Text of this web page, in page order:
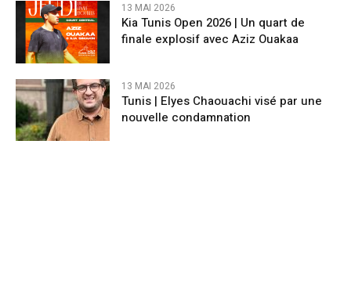
13 MAI 2026
Kia Tunis Open 2026 | Un quart de
finale explosif avec Aziz Ouakaa
13 MAI 2026
Tunis | Elyes Chaouachi visé par une
nouvelle condamnation